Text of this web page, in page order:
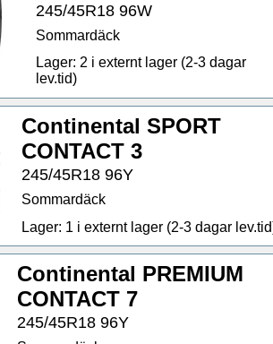
245/45R18 96W
Sommardäck
Lager: 2 i externt lager (2-3 dagar
lev.tid)
Continental SPORT
CONTACT 3
245/45R18 96Y
Sommardäck
Lager: 1 i externt lager (2-3 dagar
Continental PREMIUM
CONTACT 7
245/45R18 96Y